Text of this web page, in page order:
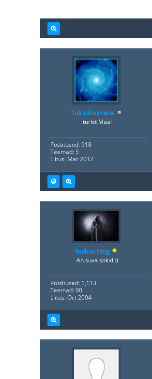
Tulnukinimene
turist Maal
Postitused: 918
Teemad: 5
Liitus: Mar 2012
hulkuv hing
Ah suva sokid :)
Postitused: 1,113
Teemad: 90
Liitus: Oct 2004